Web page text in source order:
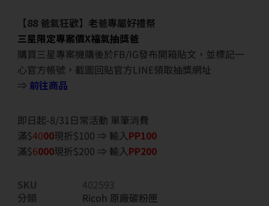
【88 爸氣狂歡】老爸專屬好禮祭
三星限定專案價X福氣抽獎爸
購買三星專案機購後於FB/IG發布開箱貼文，並標記一
心官方帳號，截圖回貼官方LINE領取抽獎網址
⇒ 前往商品
即日起-8/31日常活動 單筆消費
滿$4000現折$100 ⇒ 輸入PP100
滿$6000現折$200 ⇒ 輸入PP200
SKU
402593
分類
Ricoh 原廠碳粉匣